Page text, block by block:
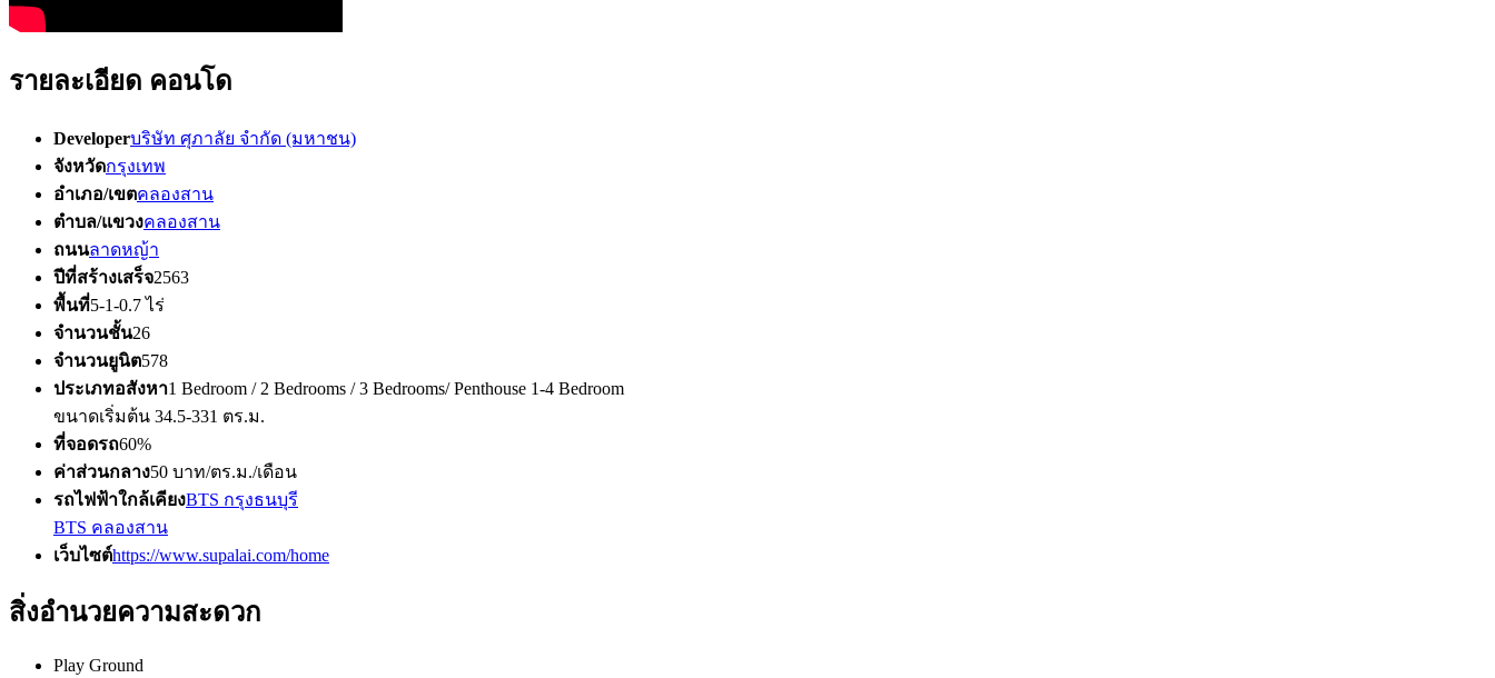
รายละเอียด คอนโด
Developerบริษัท ศุภาลัย จำกัด (มหาชน)
จังหวัดกรุงเทพ
อำเภอ/เขตคลองสาน
ตำบล/แขวงคลองสาน
ถนนลาดหญ้า
ปีที่สร้างเสร็จ2563
พื้นที่5-1-0.7 ไร่
จำนวนชั้น26
จำนวนยูนิต578
ประเภทอสังหา1 Bedroom / 2 Bedrooms / 3 Bedrooms/ Penthouse 1-4 Bedroom
ขนาดเริ่มต้น 34.5-331 ตร.ม.
ที่จอดรถ60%
ค่าส่วนกลาง50 บาท/ตร.ม./เดือน
รถไฟฟ้าใกล้เคียงBTS กรุงธนบุรี
BTS คลองสาน
เว็บไซต์https://www.supalai.com/home
สิ่งอำนวยความสะดวก
Play Ground